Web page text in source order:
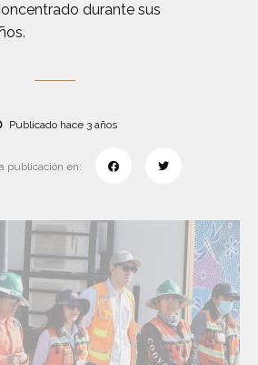
durante sus
Publicado hace 3 años
publicación en: